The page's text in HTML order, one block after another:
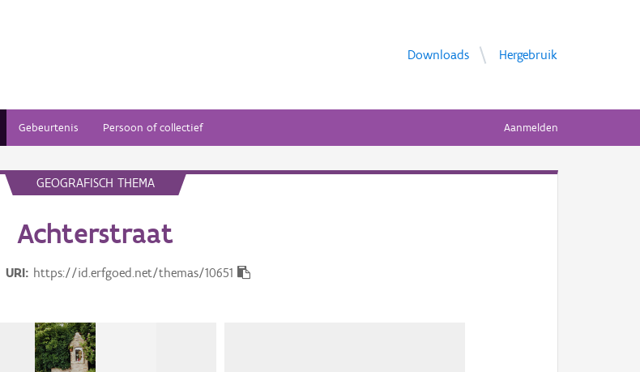
Downloads Hergebruik
Gebeurtenis Persoon of collectief Aanmelden
GEOGRAFISCH THEMA
Achterstraat
URI https://id.erfgoed.net/themas/10651